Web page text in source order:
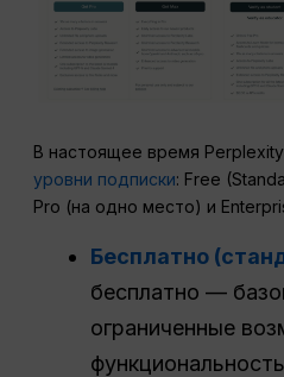
В настоящее время
уровни подписки: Free
Pro (на одно место) и
Бесплатно
бесплатно —
ограниченные